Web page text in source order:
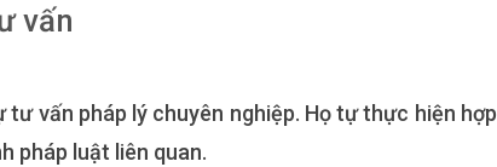
vấn
vấn pháp lý chuyên nghiệp. Họ tự thực hiện hợp
pháp luật liên quan.